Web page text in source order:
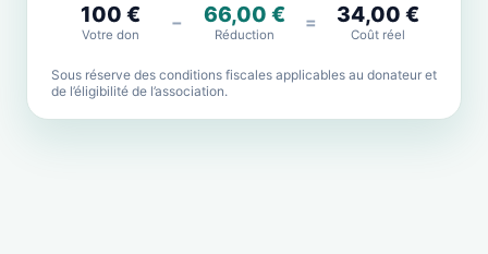
100 €
Votre don
− 66,00 €
Réduction
= 34,00 €
Coût réel
Sous réserve des conditions fiscales applicables au donateur et
de l’éligibilité de l’association.